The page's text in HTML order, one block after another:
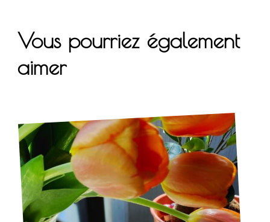
Vous pourriez également
aimer